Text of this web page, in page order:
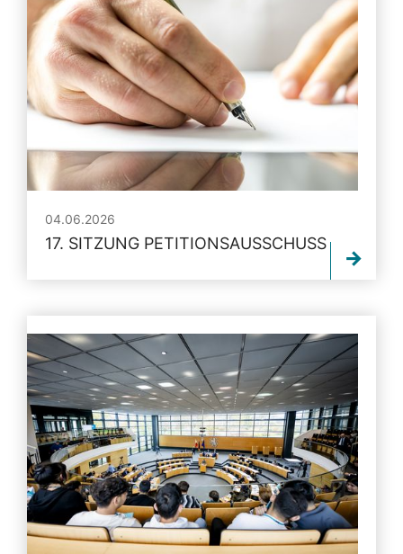
04.06.2026
17. SITZUNG PETITIONSAUSSCHUSS